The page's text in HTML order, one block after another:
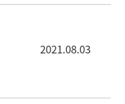
2021.08.03